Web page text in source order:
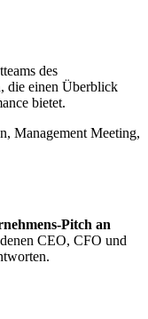
des
die einen Überblick
bietet.
Management Meeting,
Pitch an
CEO, CFO und